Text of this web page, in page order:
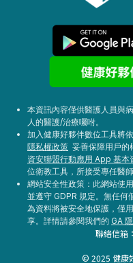
本資訊內容僅供醫護人員與
人的醫護/治療囑咐。
加入健康好夥伴數位工具將
隱私權政策 妥善保障用戶的
資安聯盟行動應用 App 基本
位衛教工具，所接受專任醫
網站安全性政策：此網站使
並遵守 GDPR 規定。無任
為資料將被安全地保護，僅
享。詳情請參閱我們的 GA
聯絡信箱：
© 2025 健康